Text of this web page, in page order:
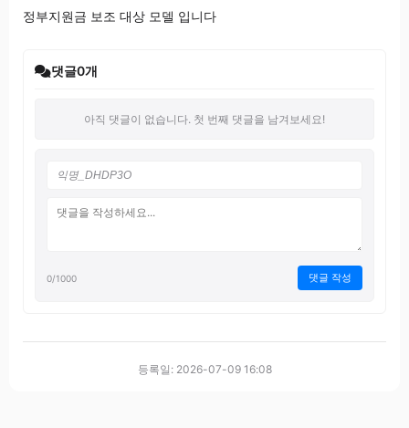
정부지원금 보조 대상 모델 입니다
댓글0개
아직 댓글이 없습니다. 첫 번째 댓글을 남겨보세요!
0/1000 댓글 작성
등록일: 2026-07-09 16:08